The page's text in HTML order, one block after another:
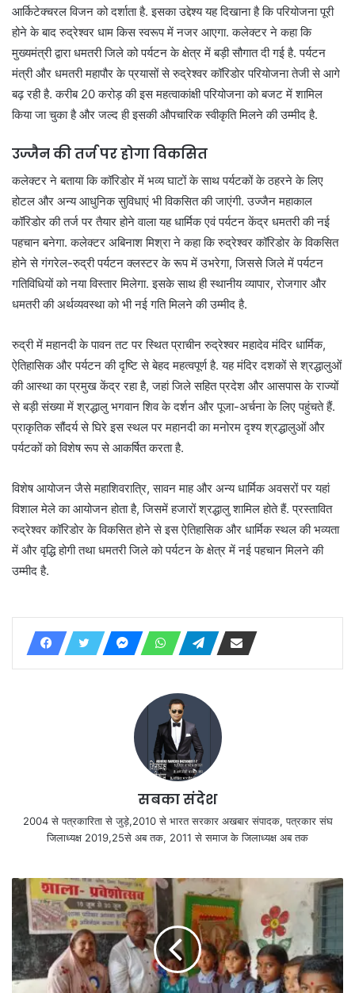
आर्किटेक्चरल विजन को दर्शाता है. इसका उद्देश्य यह दिखाना है कि परियोजना पूरी
होने के बाद रुद्रेश्वर धाम किस स्वरूप में नजर आएगा. कलेक्टर ने कहा कि
मुख्यमंत्री द्वारा धमतरी जिले को पर्यटन के क्षेत्र में बड़ी सौगात दी गई है. पर्यटन
मंत्री और धमतरी महापौर के प्रयासों से रुद्रेश्वर कॉरिडोर परियोजना तेजी से आगे
बढ़ रही है. करीब 20 करोड़ की इस महत्वाकांक्षी परियोजना को बजट में शामिल
किया जा चुका है और जल्द ही इसकी औपचारिक स्वीकृति मिलने की उम्मीद है.
उज्जैन की तर्ज पर होगा विकसित
कलेक्टर ने बताया कि कॉरिडोर में भव्य घाटों के साथ पर्यटकों के ठहरने के लिए
होटल और अन्य आधुनिक सुविधाएं भी विकसित की जाएंगी. उज्जैन महाकाल
कॉरिडोर की तर्ज पर तैयार होने वाला यह धार्मिक एवं पर्यटन केंद्र धमतरी की नई
पहचान बनेगा. कलेक्टर अबिनाश मिश्रा ने कहा कि रुद्रेश्वर कॉरिडोर के विकसित
होने से गंगरेल-रुद्री पर्यटन क्लस्टर के रूप में उभरेगा, जिससे जिले में पर्यटन
गतिविधियों को नया विस्तार मिलेगा. इसके साथ ही स्थानीय व्यापार, रोजगार और
धमतरी की अर्थव्यवस्था को भी नई गति मिलने की उम्मीद है.
रुद्री में महानदी के पावन तट पर स्थित प्राचीन रुद्रेश्वर महादेव मंदिर धार्मिक,
ऐतिहासिक और पर्यटन की दृष्टि से बेहद महत्वपूर्ण है. यह मंदिर दशकों से श्रद्धालुओं
की आस्था का प्रमुख केंद्र रहा है, जहां जिले सहित प्रदेश और आसपास के राज्यों
से बड़ी संख्या में श्रद्धालु भगवान शिव के दर्शन और पूजा-अर्चना के लिए पहुंचते हैं.
प्राकृतिक सौंदर्य से घिरे इस स्थल पर महानदी का मनोरम दृश्य श्रद्धालुओं और
पर्यटकों को विशेष रूप से आकर्षित करता है.
विशेष आयोजन जैसे महाशिवरात्रि, सावन माह और अन्य धार्मिक अवसरों पर यहां
विशाल मेले का आयोजन होता है, जिसमें हजारों श्रद्धालु शामिल होते हैं. प्रस्तावित
रुद्रेश्वर कॉरिडोर के विकसित होने से इस ऐतिहासिक और धार्मिक स्थल की भव्यता
में और वृद्धि होगी तथा धमतरी जिले को पर्यटन के क्षेत्र में नई पहचान मिलने की
उम्मीद है.
सबका संदेश
2004 से पत्रकारिता से जुड़े,2010 से भारत सरकार अखबार संपादक, पत्रकार संघ
जिलाध्यक्ष 2019,25से अब तक, 2011 से समाज के जिलाध्यक्ष अब तक